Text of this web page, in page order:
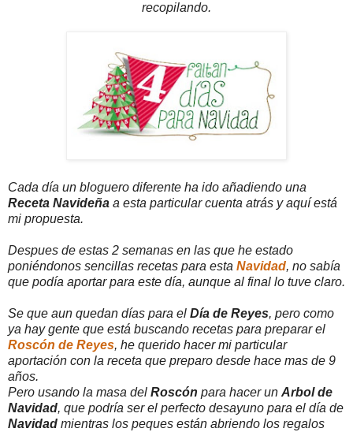
recopilando.
Cada día un bloguero diferente ha ido añadiendo una
Receta Navideña a esta particular cuenta atrás y aquí está
mi propuesta.
Despues de estas 2 semanas en las que he estado
poniéndonos sencillas recetas para esta Navidad, no sabía
que podía aportar para este día, aunque al final lo tuve claro.
Se que aun quedan días para el Día de Reyes, pero como
ya hay gente que está buscando recetas para preparar el
Roscón de Reyes, he querido hacer mi particular
aportación con la receta que preparo desde hace mas de 9
años.
Pero usando la masa del Roscón para hacer un Arbol de
Navidad, que podría ser el perfecto desayuno para el día de
Navidad mientras los peques están abriendo los regalos